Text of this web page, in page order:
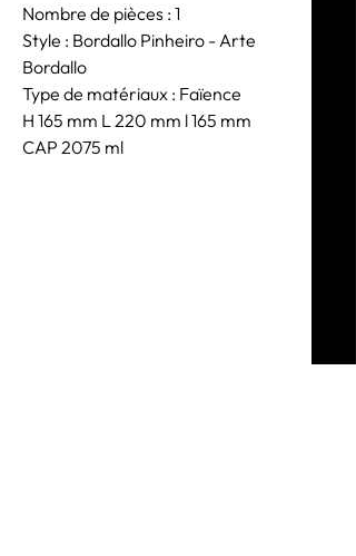
Nombre de pièces : 1
Style : Bordallo Pinheiro - Arte
Bordallo
Type de matériaux : Faïence
H 165 mm L 220 mm l 165 mm
CAP 2075 ml